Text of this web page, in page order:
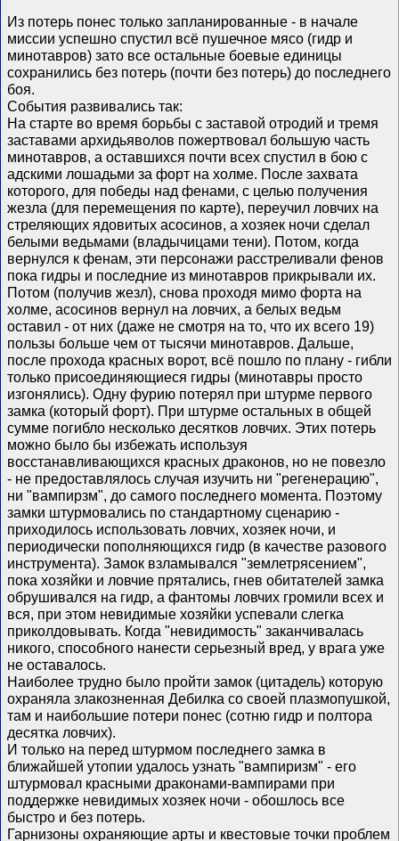
Из потерь понес только запланированные - в начале
миссии успешно спустил всё пушечное мясо (гидр и
минотавров) зато все остальные боевые единицы
сохранились без потерь (почти без потерь) до последнего
боя.
События развивались так:
На старте во время борьбы с заставой отродий и тремя
заставами архидьяволов пожертвовал большую часть
минотавров, а оставшихся почти всех спустил в бою с
адскими лошадьми за форт на холме. После захвата
которого, для победы над фенами, с целью получения
жезла (для перемещения по карте), переучил ловчих на
стреляющих ядовитых асосинов, а хозяек ночи сделал
белыми ведьмами (владычицами тени). Потом, когда
вернулся к фенам, эти персонажи расстреливали фенов
пока гидры и последние из минотавров прикрывали их.
Потом (получив жезл), снова проходя мимо форта на
холме, асосинов вернул на ловчих, а белых ведьм
оставил - от них (даже не смотря на то, что их всего 19)
пользы больше чем от тысячи минотавров. Дальше,
после прохода красных ворот, всё пошло по плану - гибли
только присоединяющиеся гидры (минотавры просто
изгонялись). Одну фурию потерял при штурме первого
замка (который форт). При штурме остальных в общей
сумме погибло несколько десятков ловчих. Этих потерь
можно было бы избежать используя
восстанавливающихся красных драконов, но не повезло
- не предоставлялось случая изучить ни "регенерацию",
ни "вампирзм", до самого последнего момента. Поэтому
замки штурмовались по стандартному сценарию -
приходилось использовать ловчих, хозяек ночи, и
периодически пополняющихся гидр (в качестве разового
инструмента). Замок взламывался "землетрясением",
пока хозяйки и ловчие прятались, гнев обитателей замка
обрушивался на гидр, а фантомы ловчих громили всех и
вся, при этом невидимые хозяйки успевали слегка
приколдовывать. Когда "невидимость" заканчивалась
никого, способного нанести серьезный вред, у врага уже
не оставалось.
Наиболее трудно было пройти замок (цитадель) которую
охраняла злакозненная Дебилка со своей плазмопушкой,
там и наибольшие потери понес (сотню гидр и полтора
десятка ловчих).
И только на перед штурмом последнего замка в
ближайшей утопии удалось узнать "вампиризм" - его
штурмовал красными драконами-вампирами при
поддержке невидимых хозяек ночи - обошлось все
быстро и без потерь.
Гарнизоны охраняющие арты и квестовые точки проблем